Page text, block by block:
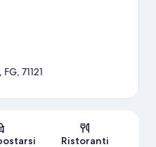
71121
Ristoranti